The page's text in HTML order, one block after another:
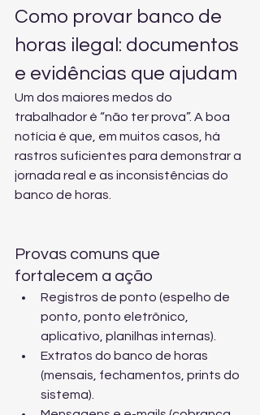
Como provar banco de
horas ilegal: documentos
e evidências que ajudam
Um dos maiores medos do
trabalhador é “não ter prova”. A boa
notícia é que, em muitos casos, há
rastros suficientes para demonstrar a
jornada real e as inconsistências do
banco de horas.
Provas comuns que
fortalecem a ação
Registros de ponto (espelho de
ponto, ponto eletrônico,
aplicativo, planilhas internas).
Extratos do banco de horas
(mensais, fechamentos, prints do
sistema).